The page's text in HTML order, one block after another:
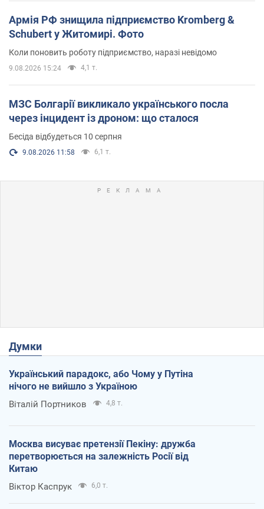
Армія РФ знищила підприємство Kromberg &
Schubert у Житомирі. Фото
Коли поновить роботу підприємство, наразі невідомо
9.08.2026 15:24 4,1 т.
МЗС Болгарії викликало українського посла
через інцидент із дроном: що сталося
Бесіда відбудеться 10 серпня
9.08.2026 11:58 6,1 т.
Думки
Український парадокс, або Чому у Путіна
нічого не вийшло з Україною
Віталій Портников 4,8 т.
Москва висуває претензії Пекіну: дружба
перетворюється на залежність Росії від
Китаю
Віктор Каспрук 6,0 т.